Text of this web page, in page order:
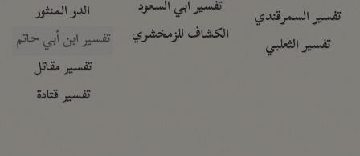
تفسير السمرقندي
تفسير الثعلبي
تفسير أبي السعود
الكشاف للزمخشري
الدر المنثور
تفسير ابن أبي حاتم
تفسير مقاتل
تفسير قتادة